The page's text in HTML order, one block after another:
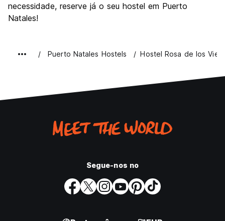
necessidade, reserve já o seu hostel em Puerto
Natales!
Puerto Natales Hostels Hostel Rosa de los
Segue-nos no